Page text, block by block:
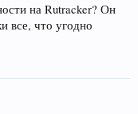
на Rutracker? Он
все, что угодно